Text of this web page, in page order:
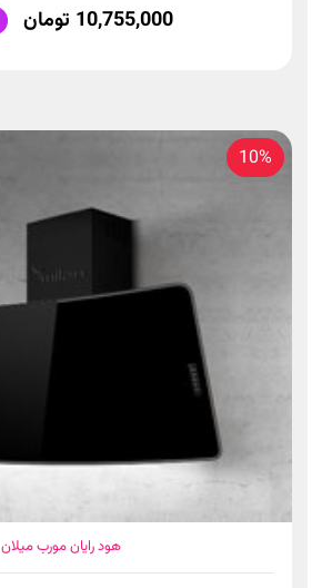
10,755,000 تومان
10%
هود رایان مورب میلان